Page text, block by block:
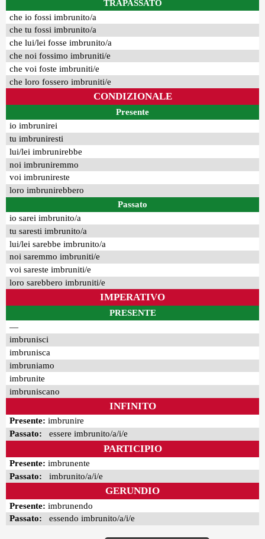
TRAPASSATO
che io fossi imbrunito/a
che tu fossi imbrunito/a
che lui/lei fosse imbrunito/a
che noi fossimo imbruniti/e
che voi foste imbruniti/e
che loro fossero imbruniti/e
CONDIZIONALE
Presente
io imbrunirei
tu imbruniresti
lui/lei imbrunirebbe
noi imbruniremmo
voi imbrunireste
loro imbrunirebbero
Passato
io sarei imbrunito/a
tu saresti imbrunito/a
lui/lei sarebbe imbrunito/a
noi saremmo imbruniti/e
voi sareste imbruniti/e
loro sarebbero imbruniti/e
IMPERATIVO
PRESENTE
—
imbrunisci
imbrunisca
imbruniamo
imbrunite
imbruniscano
INFINITO
Presente: imbrunire
Passato: essere imbrunito/a/i/e
PARTICIPIO
Presente: imbrunente
Passato: imbrunito/a/i/e
GERUNDIO
Presente: imbrunendo
Passato: essendo imbrunito/a/i/e